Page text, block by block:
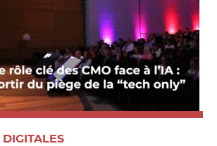
DIGITALES